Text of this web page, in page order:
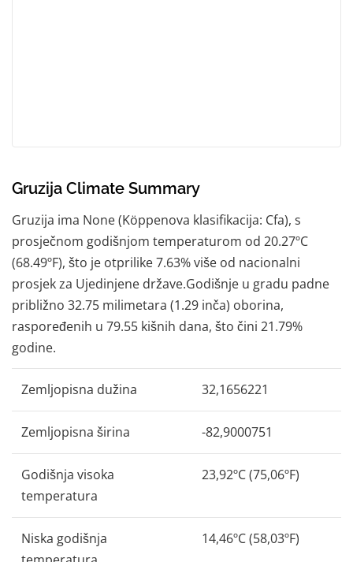
Gruzija Climate Summary
Gruzija ima None (Köppenova klasifikacija: Cfa), s
prosječnom godišnjom temperaturom od 20.27ºC
(68.49ºF), što je otprilike 7.63% više od nacionalni
prosjek za Ujedinjene države.Godišnje u gradu padne
približno 32.75 milimetara (1.29 inča) oborina,
raspoređenih u 79.55 kišnih dana, što čini 21.79%
godine.
Zemljopisna dužina 32,1656221
Zemljopisna širina -82,9000751
Godišnja visoka
temperatura
23,92ºC (75,06ºF)
Niska godišnja
14,46ºC (58,03ºF)